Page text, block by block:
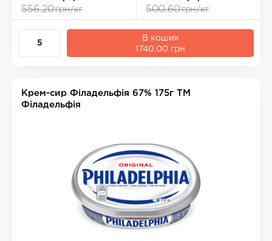
556.20грн/кг 500.60грн/кг
В кошик
1740.00 грн
Крем-сир Фiладельфiя 67% 175г ТМ
Філадельфія